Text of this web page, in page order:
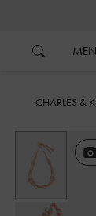
CHARLES